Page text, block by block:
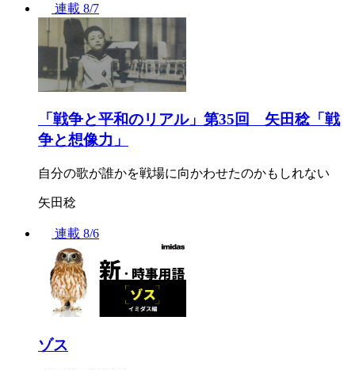
連載 8/7
「戦争と平和のリアル」第35回 矢田稔「戦
争と想像力」
自分の歌が誰かを戦場に向かわせたのかもしれない
矢田稔
連載 8/6
ゾス